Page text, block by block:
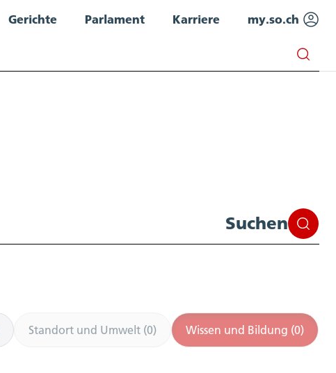
Gerichte Parlament Karriere my.so.ch
Suchen
Standort und Umwelt (0) Wissen und Bildung (0)